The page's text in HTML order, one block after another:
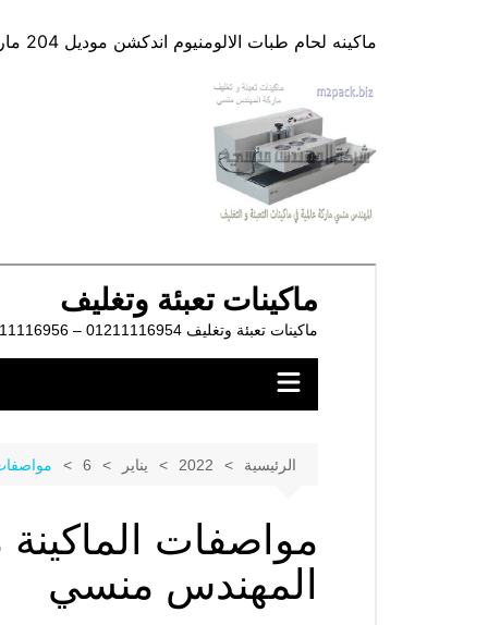
ماكينه لحام طبات الالومنيوم اندكشن موديل 204 ماركة المهندس منسى